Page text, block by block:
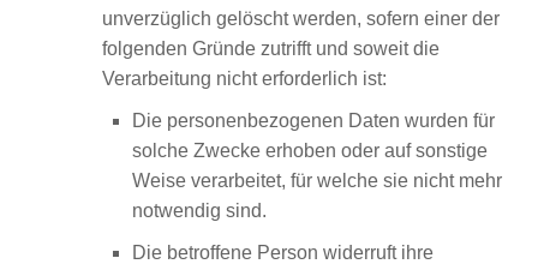
unverzüglich gelöscht werden, sofern einer der
folgenden Gründe zutrifft und soweit die
Verarbeitung nicht erforderlich ist:
Die personenbezogenen Daten wurden für
solche Zwecke erhoben oder auf sonstige
Weise verarbeitet, für welche sie nicht mehr
notwendig sind.
Die betroffene Person widerruft ihre